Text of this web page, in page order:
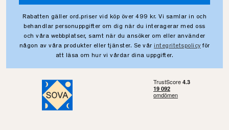
Rabatten gäller ord.priser vid köp över 499 kr. Vi samlar in och
behandlar personuppgifter om dig när du interagerar med oss
och våra webbplatser, samt när du ansöker om eller använder
någon av våra produkter eller tjänster. Se vår integritetspolicy för
att läsa om hur vi vårdar dina uppgifter.